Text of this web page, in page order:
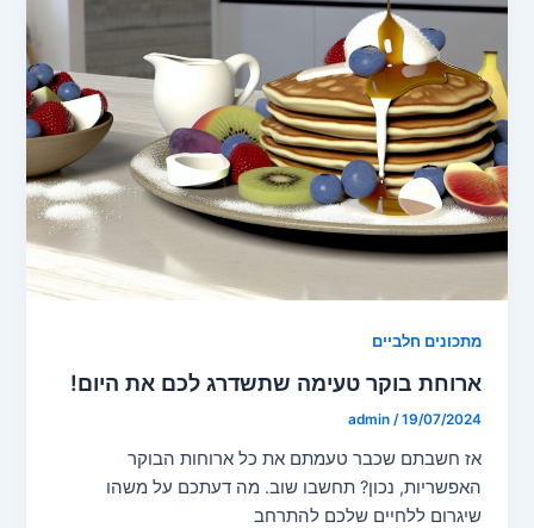
מתכונים חלביים
ארוחת בוקר טעימה שתשדרג לכם את היום!
admin /19/07/2024
אז חשבתם שכבר טעמתם את כל ארוחות הבוקר
האפשריות, נכון? תחשבו שוב. מה דעתכם על משהו
שיגרום ללחיים שלכם להתרחב